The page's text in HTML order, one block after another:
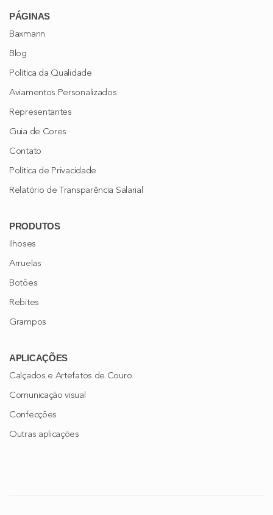
PÁGINAS
Baxmann
Blog
Política da Qualidade
Aviamentos Personalizados
Representantes
Guia de Cores
Contato
Política de Privacidade
Relatório de Transparência Salarial
PRODUTOS
Ilhoses
Arruelas
Botões
Rebites
Grampos
APLICAÇÕES
Calçados e Artefatos de Couro
Comunicação visual
Confecções
Outras aplicações